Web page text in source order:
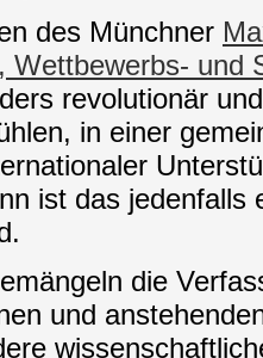
des Münchner
Wettbewerbs- und
revolutionär
in einer
ist das jedenfalls
die
und